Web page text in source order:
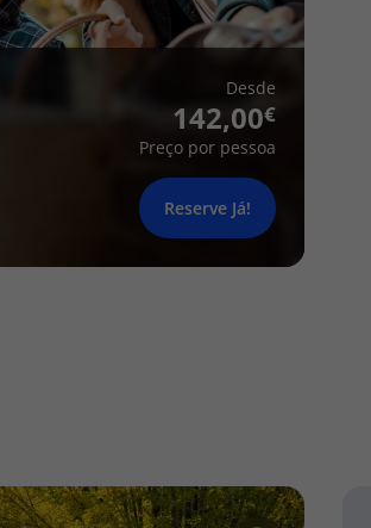
Desde
142,00
Preço por pessoa
Reserve Já!